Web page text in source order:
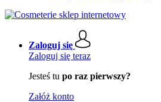
Zaloguj się
Zaloguj się teraz
Jesteś tu po raz pierwszy?
Załóż konto